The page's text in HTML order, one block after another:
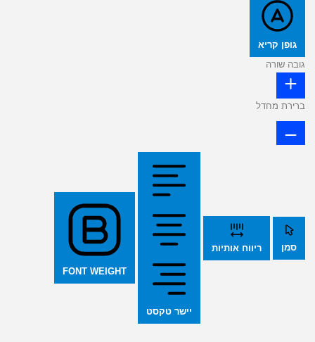
גופן קריא
גובה שורה
ברירת מחדל
סמן ריווח אותיות
יישר טקסט
FONT WEIGHT